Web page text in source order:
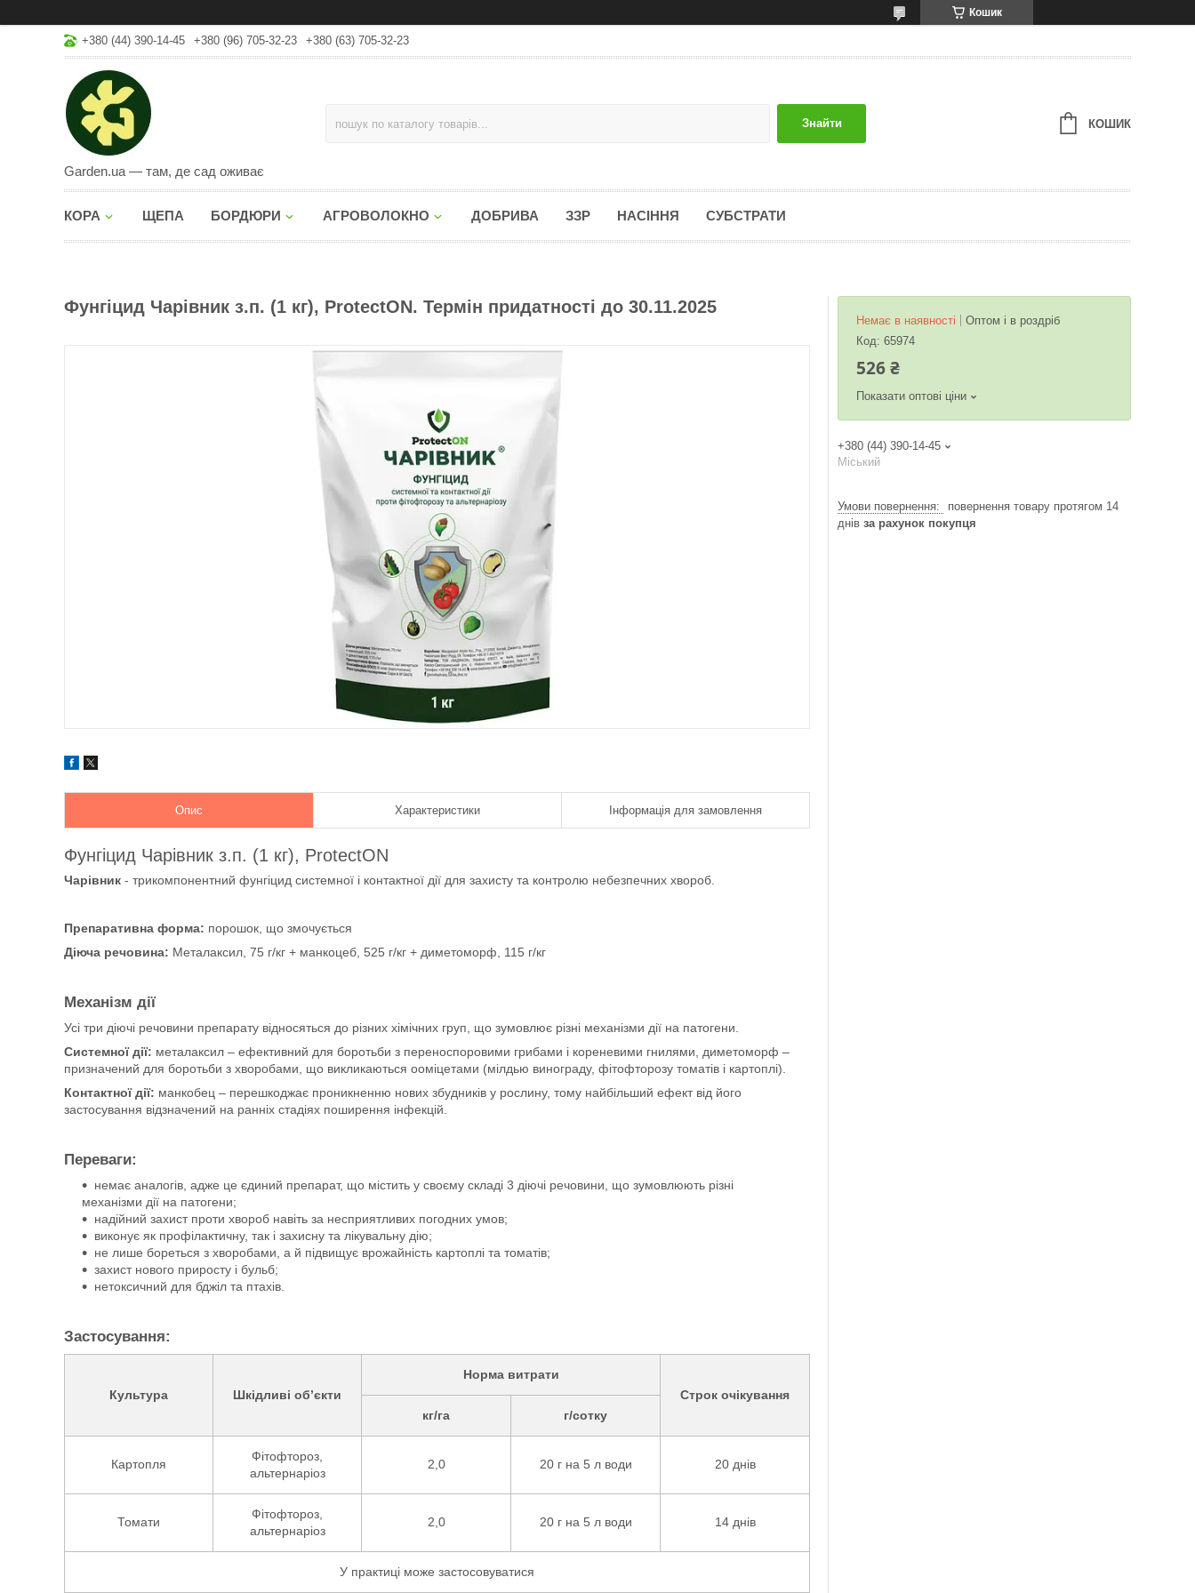
Кошик
+380 (44) 390-14-45 +380 (96) 705-32-23 +380 (63) 705-32-23
Garden.ua — там, де сад оживає
Знайти КОШИК
КОРА ЩЕПА БОРДЮРИ АГРОВОЛОКНО ДОБРИВА ЗЗР НАСІННЯ СУБСТРАТИ
Фунгіцид Чарівник з.п. (1 кг), ProtectON. Термін придатності до 30.11.2025
Опис Характеристики Інформація для замовлення
Фунгіцид Чарівник з.п. (1 кг), ProtectON
Чарівник - трикомпонентний фунгіцид системної і контактної дії для захисту та контролю небезпечних хвороб.
Препаративна форма: порошок, що змочується
Діюча речовина: Металаксил, 75 г/кг + манкоцеб, 525 г/кг + диметоморф, 115 г/кг
Механізм дії
Усі три діючі речовини препарату відносяться до різних хімічних груп, що зумовлює різні механізми дії на патогени.
Системної дії: металаксил – ефективний для боротьби з переноспоровими грибами і кореневими гнилями, диметоморф –
призначений для боротьби з хворобами, що викликаються ооміцетами (мілдью винограду, фітофторозу томатів і картоплі).
Контактної дії: манкобец – перешкоджає проникненню нових збудників у рослину, тому найбільший ефект від його
застосування відзначений на ранніх стадіях поширення інфекцій.
Переваги:
немає аналогів, адже це єдиний препарат, що містить у своєму складі 3 діючі речовини, що зумовлюють різні
механізми дії на патогени;
надійний захист проти хвороб навіть за несприятливих погодних умов;
виконує як профілактичну, так і захисну та лікувальну дію;
не лише бореться з хворобами, а й підвищує врожайність картоплі та томатів;
захист нового приросту і бульб;
нетоксичний для бджіл та птахів.
Застосування:
Культура Шкідливі об’єкти
Норма витрати
Строк очікування
кг/га
г/сотку
Картопля
Фітофтороз,
альтернаріоз
2,0 20 г на 5 л води 20 днів
Томати
Фітофтороз,
альтернаріоз
2,0 20 г на 5 л води 14 днів
У практиці може застосовуватися
Немає в наявності
Оптом і в роздріб
Код: 65974
526 ₴
Показати оптові ціни
+380 (44) 390-14-45
Міський
повернення товару протягом 14
днів за рахунок покупця